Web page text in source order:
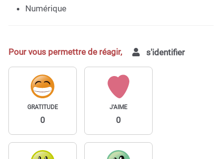
Numérique
Pour vous permettre de réagir, s'identifier
GRATITUDE
0
J'AIME
0